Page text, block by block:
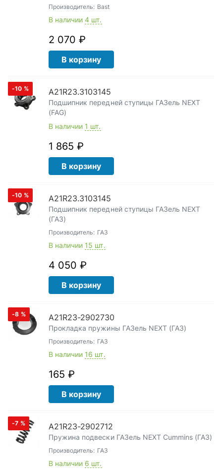
Производитель: Bast
В наличии 4 шт.
2 070 ₽
В корзину
-10 % A21R23.3103145
Подшипник передней ступицы ГАЗель NEXT
(FAG)
В наличии 1 шт.
1 865 ₽
В корзину
-10 % А21R23.3103145
Подшипник передней ступицы ГАЗель NEXT
(ГАЗ)
Производитель: ГАЗ
В наличии 15 шт.
4 050 ₽
В корзину
-8 % А21R23-2902730
Прокладка пружины ГАЗель NEXT (ГАЗ)
Производитель: ГАЗ
В наличии 16 шт.
165 ₽
В корзину
-7 % А21R23-2902712
Пружина подвески ГАЗель NEXT Cummins (ГАЗ)
Производитель: ГАЗ
В наличии 6 шт.